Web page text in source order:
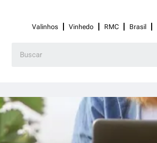
Valinhos Vinhedo RMC Brasil